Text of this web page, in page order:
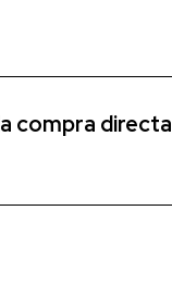
compra directa